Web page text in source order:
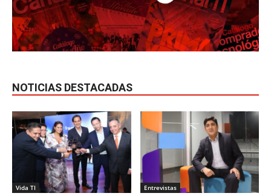
NOTICIAS DESTACADAS
Vida TI Entrevistas